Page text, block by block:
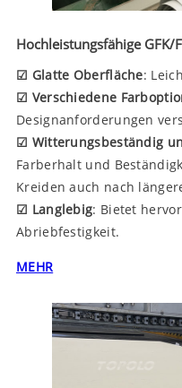
Hochleistungsfähige GFK/
☑ Glatte Oberfläche:
☑ Verschiedene
Designanforderungen
☑ Witterungsbeständig
Farberhalt und
Kreiden auch nach
☑ Langlebig: Bietet
Abriebfestigkeit.
MEHR